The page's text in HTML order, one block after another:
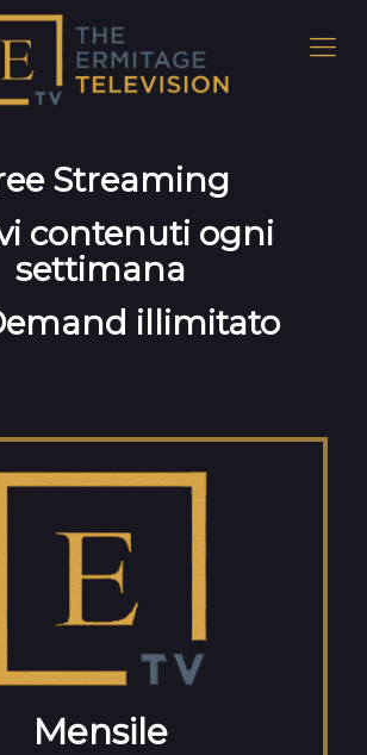
Streaming
contenuti ogni
settimana
illimitato
Mensile